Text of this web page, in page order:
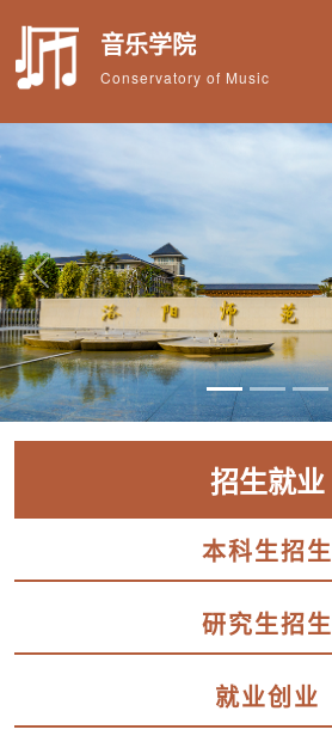
音乐学院
Conservatory of Music
Previous
招生就业
本科生招生
研究生招生
就业创业